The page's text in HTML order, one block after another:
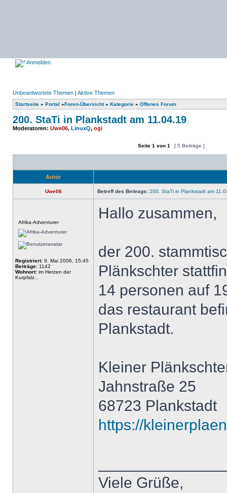
Anmelden
Unbeantwortete Themen | Aktive Themen
Startseite » Portal »Foren-Übersicht» Kategorie » Offenes Forum
200. StaTi in Plankstadt am 11.04.19
Moderatoren: Uwe06, LinuxQ, ogi
Ein neues Thema erstellenAuf das Thema antworten
Seite 1 von 1 [ 5 Beiträge ]
Autor
Uwe06 Betreff des Beitrags: 200. StaTi in Plankstadt am
Afrika-Adventurer
Registriert: 9. Mai 2006, 15:45
Beiträge: 1142
Wohnort: im Herzen der
Kurpfalz...
Hallo zusammen,
der 200.
Plänkschter
14 personen auf
das restaurant
Plankstadt.
Kleiner
Jahnstraße 25
68723 Plankstadt
https://
Viele Grüße,